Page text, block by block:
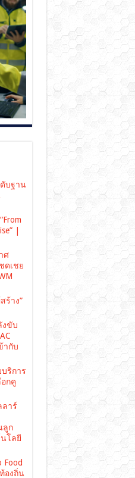
บฐาน
|
ศ
ดเชย
ร้าง”
งขับ
ากับ
ริการ
กคู
าร์
ลูก
โลยี
องถิ่น